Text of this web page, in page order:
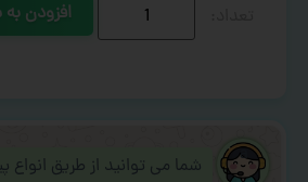
افزودن
شما می توانید از طریق انواع